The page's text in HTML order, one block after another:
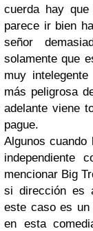
cuerda hay
parece ir bien
señor
solamente que
muy
más peligrosa
adelante viene
pague.
Algunos cuando
independiente
mencionar Big
si dirección es
este caso es un
en esta